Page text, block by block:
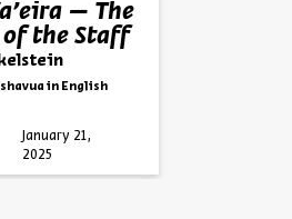
– The
of the Staff
in English
January 21,
2025